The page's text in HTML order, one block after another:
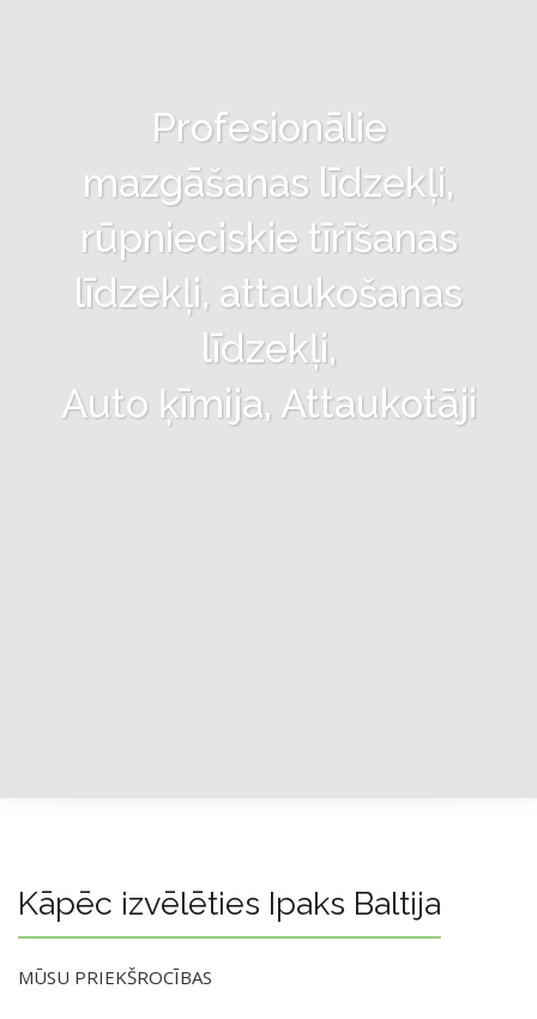
Profesionālie
mazgāšanas līdzekļi,
rūpnieciskie tīrīšanas
līdzekļi, attaukošanas
līdzekļi,
Auto ķīmija, Attaukotāji
Kāpēc izvēlēties Ipaks Baltija
MŪSU PRIEKŠROCĪBAS